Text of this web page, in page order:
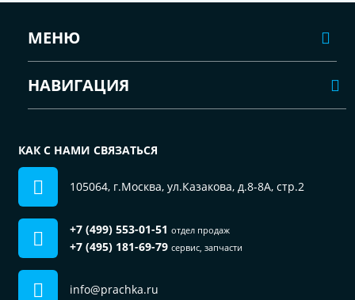
МЕНЮ
НАВИГАЦИЯ
КАК С НАМИ СВЯЗАТЬСЯ
105064, г.Москва, ул.Казакова, д.8-8А, стр.2
+7 (499) 553-01-51 отдел продаж
+7 (495) 181-69-79 сервис, запчасти
info@prachka.ru